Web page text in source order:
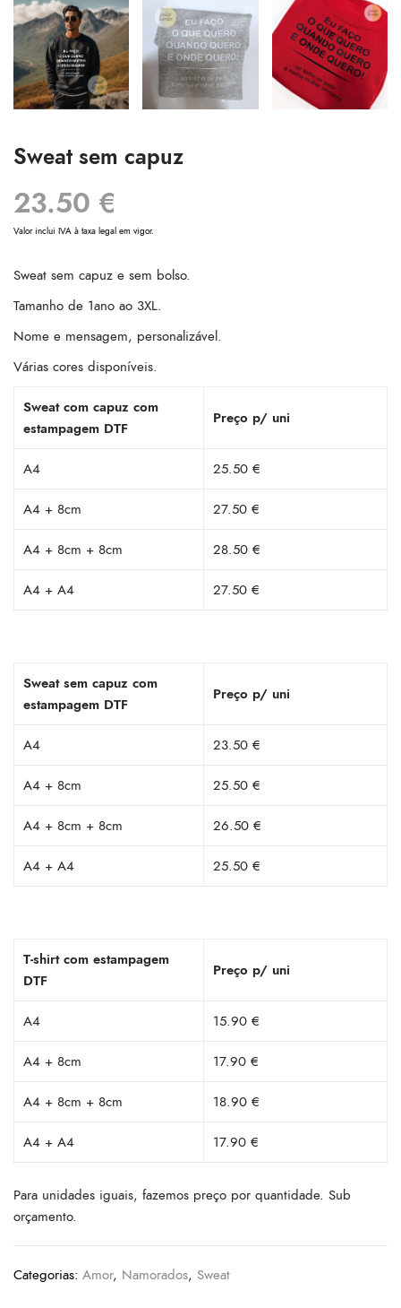
Sweat sem capuz
23.50 €
Valor inclui IVA à taxa legal em vigor.
Sweat sem capuz e sem bolso.
Tamanho de 1ano ao 3XL.
Nome e mensagem, personalizável.
Várias cores disponíveis.
Sweat com capuz com
estampagem DTF
Preço p/ uni
A4 25.50 €
A4 + 8cm 27.50 €
A4 + 8cm + 8cm 28.50 €
A4 + A4 27.50 €
Sweat sem capuz com
estampagem DTF
Preço p/ uni
A4 23.50 €
A4 + 8cm 25.50 €
A4 + 8cm + 8cm 26.50 €
A4 + A4 25.50 €
T-shirt com estampagem
DTF
Preço p/ uni
A4 15.90 €
A4 + 8cm 17.90 €
A4 + 8cm + 8cm 18.90 €
A4 + A4 17.90 €
Para unidades iguais, fazemos preço por quantidade. Sub
orçamento.
Categorias: Amor, Namorados, Sweat